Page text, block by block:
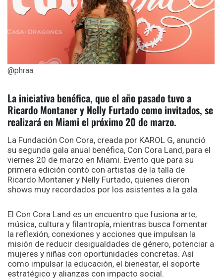
@phraa
La iniciativa benéfica, que el año pasado tuvo a
Ricardo Montaner y Nelly Furtado como invitados, se
realizará en Miami el próximo 20 de marzo.
La Fundación Con Cora, creada por KAROL G, anunció
su segunda gala anual benéfica, Con Cora Land, para el
viernes 20 de marzo en Miami. Evento que para su
primera edición contó con artistas de la talla de
Ricardo Montaner y Nelly Furtado, quienes dieron
shows muy recordados por los asistentes a la gala.
El Con Cora Land es un encuentro que fusiona arte,
música, cultura y filantropía, mientras busca fomentar
la reflexión, conexiones y acciones que impulsan la
misión de reducir desigualdades de género, potenciar a
mujeres y niñas con oportunidades concretas. Así
como impulsar la educación, el bienestar, el soporte
estratégico y alianzas con impacto social.